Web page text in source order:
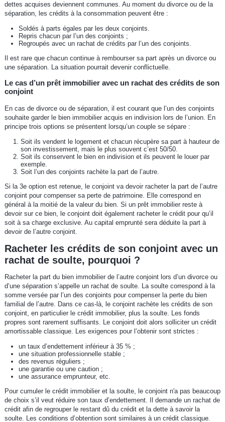
dettes acquises deviennent communes. Au moment du divorce ou de la
séparation, les crédits à la consommation peuvent être :
Soldés à parts égales par les deux conjoints.
Repris chacun par l’un des conjoints ;
Regroupés avec un rachat de crédits par l’un des conjoints.
Il est rare que chacun continue à rembourser sa part après un divorce ou
une séparation. La situation pourrait devenir conflictuelle.
Le cas d’un prêt immobilier avec un rachat des crédits de son
conjoint
En cas de divorce ou de séparation, il est courant que l’un des conjoints
souhaite garder le bien immobilier acquis en indivision lors de l’union. En
principe trois options se présentent lorsqu’un couple se sépare :
Soit ils vendent le logement et chacun récupère sa part à hauteur de
son investissement, mais le plus souvent c’est 50/50.
Soit ils conservent le bien en indivision et ils peuvent le louer par
exemple.
Soit l’un des conjoints rachète la part de l’autre.
Si la 3e option est retenue, le conjoint va devoir racheter la part de l’autre
conjoint pour compenser sa perte de patrimoine. Elle correspond en
général à la moitié de la valeur du bien. Si un prêt immobilier reste à
devoir sur ce bien, le conjoint doit également racheter le crédit pour qu’il
soit à sa charge exclusive. Au capital emprunté sera déduite la part à
devoir de l’autre conjoint.
Racheter les crédits de son conjoint avec un
rachat de soulte, pourquoi ?
Racheter la part du bien immobilier de l’autre conjoint lors d’un divorce ou
d’une séparation s’appelle un rachat de soulte. La soulte correspond à la
somme versée par l’un des conjoints pour compenser la perte du bien
familial de l’autre. Dans ce cas-là, le conjoint rachète les crédits de son
conjoint, en particulier le crédit immobilier, plus la soulte. Les fonds
propres sont rarement suffisants. Le conjoint doit alors solliciter un crédit
amortissable classique. Les exigences pour l’obtenir sont strictes :
un taux d’endettement inférieur à 35 % ;
une situation professionnelle stable ;
des revenus réguliers ;
une garantie ou une caution ;
une assurance emprunteur, etc.
Pour cumuler le crédit immobilier et la soulte, le conjoint n'a pas beaucoup
de choix s’il veut réduire son taux d’endettement. Il demande un rachat de
crédit afin de regrouper le restant dû du crédit et la dette à savoir la
soulte. Les conditions d’obtention sont similaires à un crédit classique.